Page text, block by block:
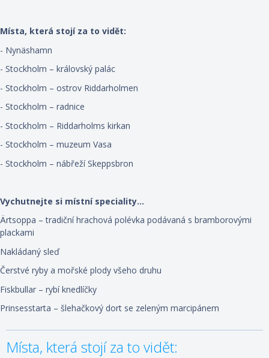
Místa, která stojí za to vidět:
- Nynäshamn
- Stockholm – královský palác
- Stockholm – ostrov Riddarholmen
- Stockholm – radnice
- Stockholm – Riddarholms kirkan
- Stockholm – muzeum Vasa
- Stockholm – nábřeží Skeppsbron
Vychutnejte si místní speciality…
Ärtsoppa – tradiční hrachová polévka podávaná s bramborovými
plackami
Nakládaný sleď
Čerstvé ryby a mořské plody všeho druhu
Fiskbullar – rybí knedlíčky
Prinsesstarta – šlehačkový dort se zeleným marcipánem
Místa, která stojí za to vidět: